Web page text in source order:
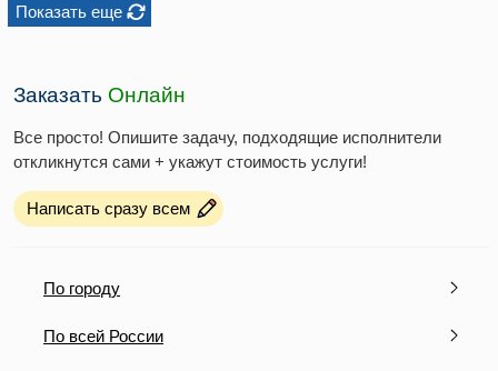
Показать еще
Заказать Онлайн
Все просто! Опишите задачу, подходящие исполнители
откликнутся сами + укажут стоимость услуги!
Написать сразу всем
По городу
По всей России